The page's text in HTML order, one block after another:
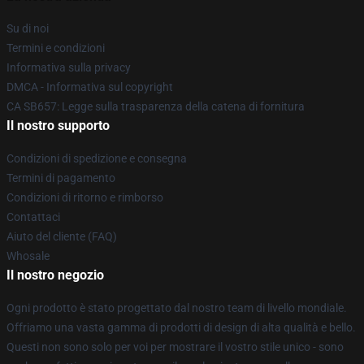
Su di noi
Termini e condizioni
Informativa sulla privacy
DMCA - Informativa sul copyright
CA SB657: Legge sulla trasparenza della catena di fornitura
Il nostro supporto
Condizioni di spedizione e consegna
Termini di pagamento
Condizioni di ritorno e rimborso
Contattaci
Aiuto del cliente (FAQ)
Whosale
Il nostro negozio
Ogni prodotto è stato progettato dal nostro team di livello mondiale.
Offriamo una vasta gamma di prodotti di design di alta qualità e bello.
Questi non sono solo per voi per mostrare il vostro stile unico - sono